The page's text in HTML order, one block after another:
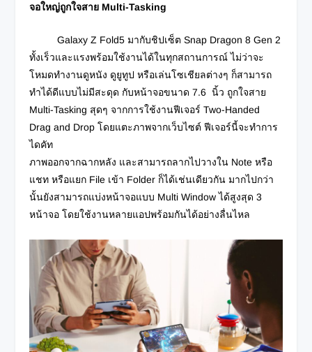
จอใหญ่ถูกใจสาย Multi-Tasking
Galaxy Z Fold5 มากับชิปเซ็ต Snap Dragon 8 Gen 2
ทั้งเร็วและแรงพร้อมใช้งานได้ในทุกสถานการณ์ ไม่ว่าจะ
โหมดทำงานดูหนัง ดูยูทูป หรือเล่นโซเชียลต่างๆ ก็สามารถ
ทำได้ดีแบบไม่มีสะดุด กับหน้าจอขนาด 7.6 นิ้ว ถูกใจสาย
Multi-Tasking สุดๆ จากการใช้งานฟีเจอร์ Two-Handed
Drag and Drop โดยแตะภาพจากเว็บไซต์ ฟีเจอร์นี้จะทำการ
ไดคัท
ภาพออกจากฉากหลัง และสามารถลากไปวางใน Note หรือ
แชท หรือแยก File เข้า Folder ก็ได้เช่นเดียวกัน มากไปกว่า
นั้นยังสามารถแบ่งหน้าจอแบบ Multi Window ได้สูงสุด 3
หน้าจอ โดยใช้งานหลายแอปพร้อมกันได้อย่างลื่นไหล